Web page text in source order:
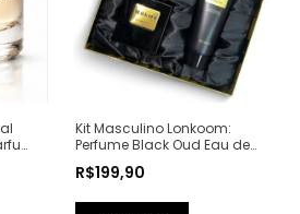
Kit Masculino Lonkoom:
Perfume Black Oud Eau de
Barba Perfumada 150ml
R$199,90